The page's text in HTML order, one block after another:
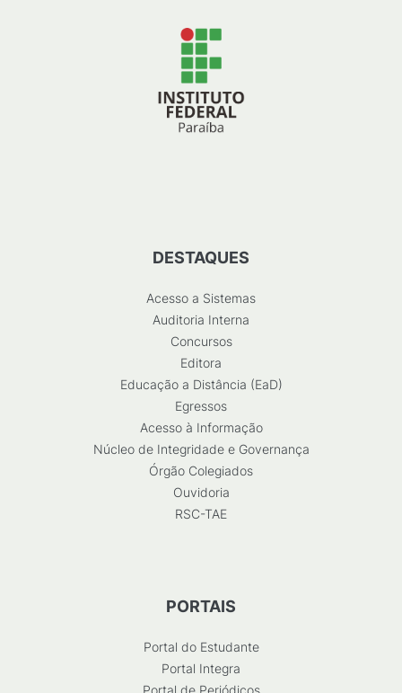
DESTAQUES
Acesso a Sistemas
Auditoria Interna
Concursos
Editora
Educação a Distância (EaD)
Egressos
Acesso à Informação
Núcleo de Integridade e Governança
Órgão Colegiados
Ouvidoria
RSC-TAE
PORTAIS
Portal do Estudante
Portal Integra
Portal de Periódicos